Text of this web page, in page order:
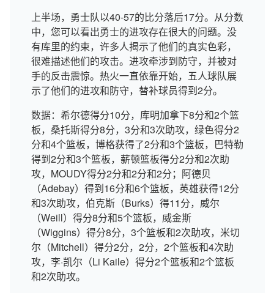
上半场，勇士队以40-57的比分落后17分。从分数
中，您可以看出勇士的进攻存在很大的问题。没
有库里的约束，许多人揭示了他们的真实色彩，
很难描述他们的攻击。进攻牵涉到防守，并被对
手的反击震惊。热火一直依靠开始，五人球队展
示了他们的进攻和防守，替补球员得到2分。
数据：希尔德得分10分，库明加拿下8分和2个篮
板，桑托斯得分8分，3分和3次助攻，绿色得分2
分和4个篮板，博格获得了2分和3个篮板，巴特勒
得到2分和3个篮板，薪顿篮板得分2分和2次助
攻，MOUDY得分2分和2分和2分；阿德贝
（Adebay）得到16分和6个篮板，英雄获得12分
和3次助攻，伯克斯（Burks）得11分，威尔
（Weill）得分8分和5个篮板，威金斯
（Wiggins）得分8分，3个篮板和2次助攻，米切
尔（Mitchell）得分2分，2分，2个篮板和4次助
攻，李·凯尔（Li Kaile）得分2个篮板和2个篮板
和2次助攻。